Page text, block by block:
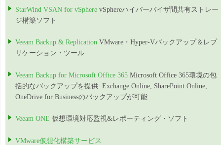
StarWind VSAN for vSphere vSphereハイパーバイザ間共有ストレー
ジ構築ソフト
Veeam Backup & Replication VMware・Hyper-Vバックアップ＆レプ
リケーション・ツール
Veeam Backup for Microsoft Office 365 Microsoft Office 365環境の包
括的なバックアップを提供: Exchange Online, SharePoint Online,
OneDrive for Businessのバックアップが可能
Veeam ONE 仮想環境対応監視&レポーティング・ソフト
VMware仮想化構築サービス